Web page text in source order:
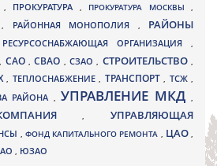
, ПРОКУРАТУРА , ПРОКУРАТУРА МОСКВЫ ,
, РАЙОННАЯ МОНОПОЛИЯ , РАЙОНЫ
РЕСУРСОСНАБЖАЮЩАЯ ОРГАНИЗАЦИЯ ,
, САО,СВАО ,СЗАО, СТРОИТЕЛЬСТВО,
, ТЕПЛОСНАБЖЕНИЕ , ТРАНСПОРТ , ТСЖ ,
РАЙОНА , УПРАВЛЕНИЕ МКД ,
,УПРАВЛЯЮЩАЯ
, ФОНД КАПИТАЛЬНОГО РЕМОНТА , ЦАО,
, ЮЗАО